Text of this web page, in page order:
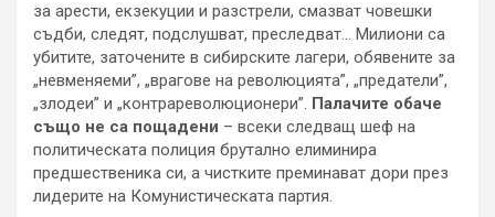
за арести, екзекуции и разстрели, смазват човешки
съдби, следят, подслушват, преследват… Милиони са
убитите, заточените в сибирските лагери, обявените за
„невменяеми”, „врагове на революцията”, „предатели”,
„злодеи” и „контрареволюционери”. Палачите обаче
също не са пощадени – всеки следващ шеф на
политическата полиция брутално елиминира
предшественика си, а чистките преминават дори през
лидерите на Комунистическата партия.